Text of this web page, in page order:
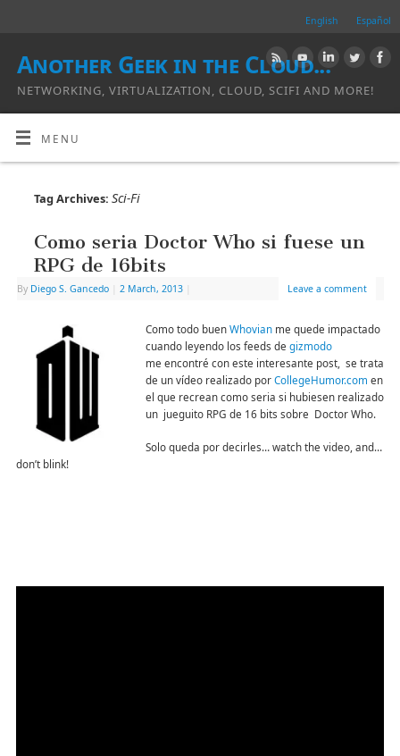
English Español
Another Geek in the Cloud...
NETWORKING, VIRTUALIZATION, CLOUD, SCIFI AND MORE!
MENU
Tag Archives: Sci-Fi
Como seria Doctor Who si fuese un
RPG de 16bits
By Diego S. Gancedo 2 March, 2013 Leave a comment
Como todo buenWhovian me quede impactado
cuando leyendo los feeds de gizmodo
me encontré con este interesante post, se trata
de un vídeo realizado porCollegeHumor.com en
el que recrean como seria si hubiesen realizado
un jueguito RPG de 16 bits sobre Doctor Who.
Solo queda por decirles… watch the video, and…
don’t blink!